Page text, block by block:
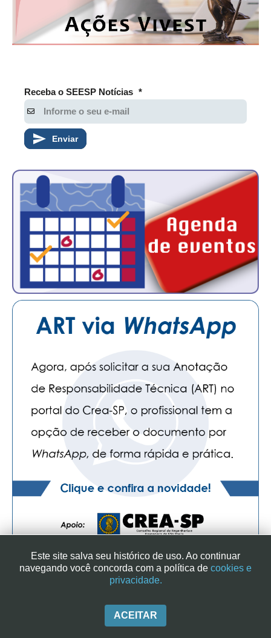
NÚCLEO JOVEM
Receba o SEESP Notícias *
Enviar
SINDICATO DOS ENGENHEIROS NO ESTADO DE SÃO PAULO
|+ 55 (11) 3113-2600
Este site salva seu histórico de uso. Ao continuar
navegando você concorda com a política de cookies e
privacidade.
ACEITAR